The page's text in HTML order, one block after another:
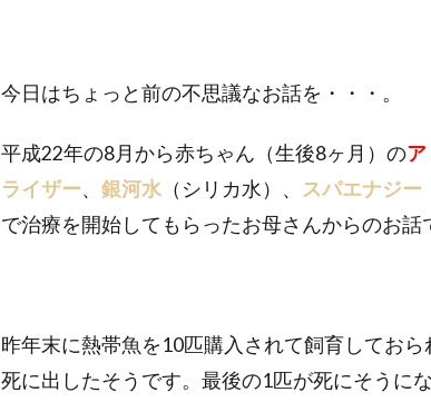
今日はちょっと前の不思議なお話を・・・。
平成22年の8月から赤ちゃん（生後8ヶ月）の
ライザー、 銀河水 （シリカ水）、 スパエナジー
で治療を開始してもらったお母さんからのお話
昨年末に熱帯魚を10匹購入されて飼育してお
死に出したそうです。最後の1匹が死にそうに